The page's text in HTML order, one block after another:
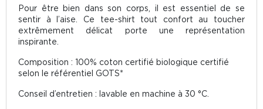
Pour être bien dans son corps, il est essentiel de se
sentir à l’aise. Ce tee-shirt tout confort au toucher
extrêmement délicat porte une représentation
inspirante.
Composition : 100% coton certifié biologique certifié
selon le référentiel GOTS*
Conseil d’entretien : lavable en machine à 30 °C.